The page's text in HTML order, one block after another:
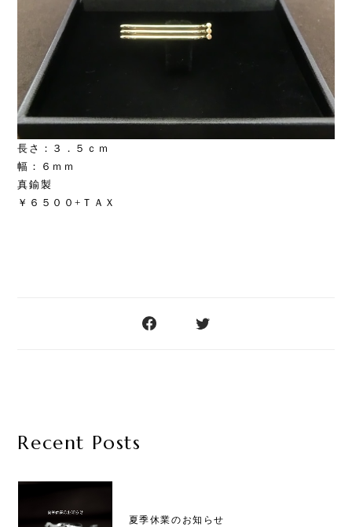
長さ：３．５ｃｍ
幅：６ｍｍ
真鍮製
￥６５００+ＴＡＸ
Recent Posts
夏季休業のお知らせ